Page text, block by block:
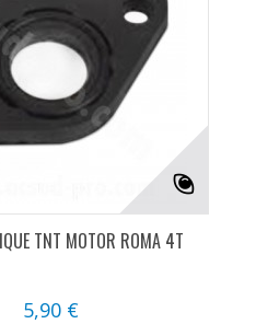
TNT MOTOR ROMA 4T
5,90 €